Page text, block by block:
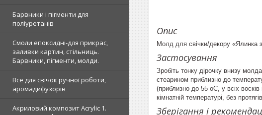
Барвники і пігменти для
поліуретанів
Смоли епоксидні-для прикрас,
заливки картин, стільниць.
Барвники, пігменти, молди.
Все для свічок ручної роботи,
аромадифузорів
Акриловий композит Acrylic 1.
Опис
Молд для свічки/декору «Ялинка
Застосування
Зробіть тонку дірочку внизу
стеарином приблизно до
(приблизно до 55 оС, у всіх
кімнатній температурі, без протягів.
Зберігання і